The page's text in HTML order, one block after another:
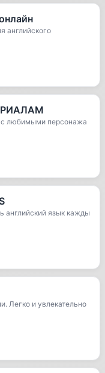
английского
с любимыми персонажа
английский язык кажды
Легко и увлекательно